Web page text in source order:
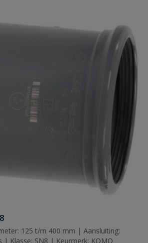
125 t/m 400 mm | Aansluiting:
| Klasse: SN8 | Keurmerk: KOMO